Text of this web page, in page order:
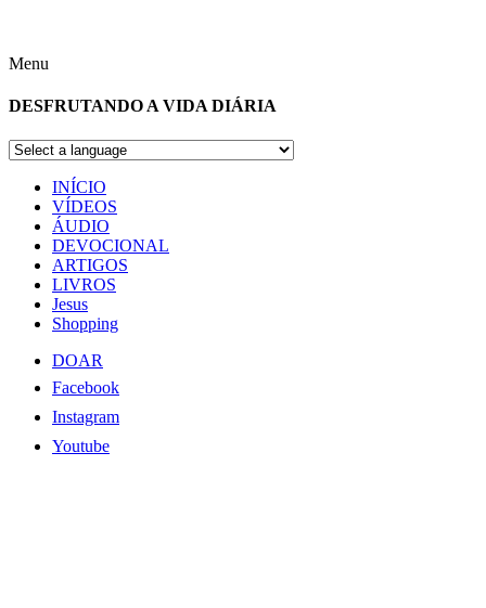
Menu
DESFRUTANDO A VIDA DIÁRIA
INÍCIO
VÍDEOS
ÁUDIO
DEVOCIONAL
ARTIGOS
LIVROS
Jesus
Shopping
DOAR
Facebook
Instagram
Youtube